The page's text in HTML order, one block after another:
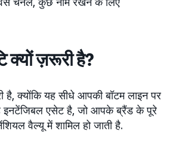
क्यों ज़रूरी है?
है, क्योंकि यह सीधे आपकी बॉटम लाइन पर
इनटेंजिबल एसेट है, जो आपके ब्रैंड के पूरे
वैल्यू में शामिल हो जाती है.